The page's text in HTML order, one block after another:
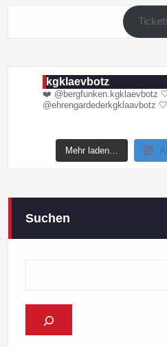
kgklaevbotz
❤️ @bergfunken.kgklaevbotz
@ehrengardederkgklaavbotz
Mehr laden…
Suchen